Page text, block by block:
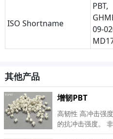
ISO Shortname
PBT,
09-
其他产品
增韧PBT
高韧性 高冲击强
的抗冲击强度。
好的耐化学性 对